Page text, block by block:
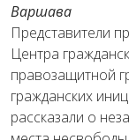
Варшава
Представители
Центра
правозащитной
гражданских
рассказали о